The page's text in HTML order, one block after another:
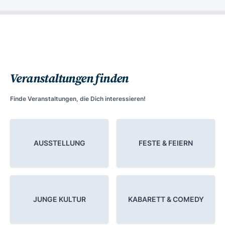
Veranstaltungen finden
Finde Veranstaltungen, die Dich interessieren!
AUSSTELLUNG FESTE & FEIERN
JUNGE KULTUR KABARETT & COMEDY